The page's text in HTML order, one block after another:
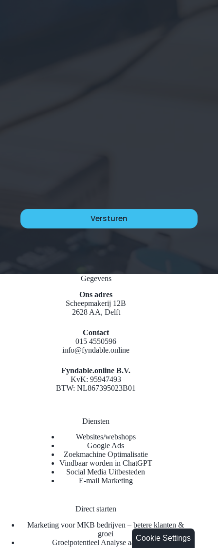
Cookie Settings
Gegevens
Ons adres
Scheepmakerij 12B
2628 AA, Delft
Contact
015 4550596
info@fyndable.online
Fyndable.online B.V.
KvK: 95947493
BTW: NL867395023B01
Diensten
Websites/webshops
Google Ads
Zoekmachine Optimalisatie
Vindbaar worden in ChatGPT
Social Media Uitbesteden
E-mail Marketing
Direct starten
Marketing voor MKB bedrijven – betere klanten &
groei
Groeipotentieel Analyse aanvragen